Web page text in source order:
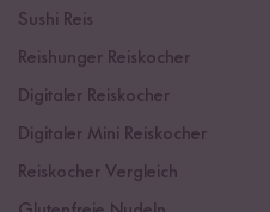
Sushi Reis
Reishunger Reiskocher
Digitaler Reiskocher
Digitaler Mini Reiskocher
Reiskocher Vergleich